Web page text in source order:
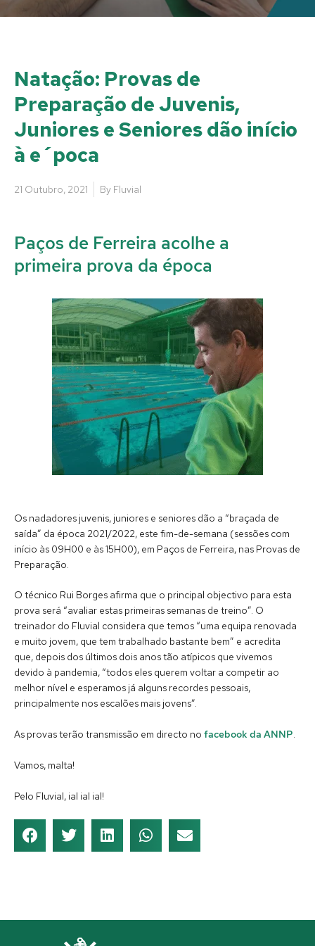
Natação: Provas de
Preparação de Juvenis,
Juniores e Seniores dão início
à e´poca
21 Outubro, 2021 By Fluvial
Paços de Ferreira acolhe a
primeira prova da época
Os nadadores juvenis, juniores e seniores dão a “braçada de
saída” da época 2021/2022, este fim-de-semana (sessões com
início às 09H00 e às 15H00), em Paços de Ferreira, nas Provas de
Preparação.
O técnico Rui Borges afirma que o principal objectivo para esta
prova será “avaliar estas primeiras semanas de treino”. O
treinador do Fluvial considera que temos “uma equipa renovada
e muito jovem, que tem trabalhado bastante bem” e acredita
que, depois dos últimos dois anos tão atípicos que vivemos
devido à pandemia, “todos eles querem voltar a competir ao
melhor nível e esperamos já alguns recordes pessoais,
principalmente nos escalões mais jovens”.
As provas terão transmissão em directo no facebook da ANNP.
Vamos, malta!
Pelo Fluvial, ial ial ial!